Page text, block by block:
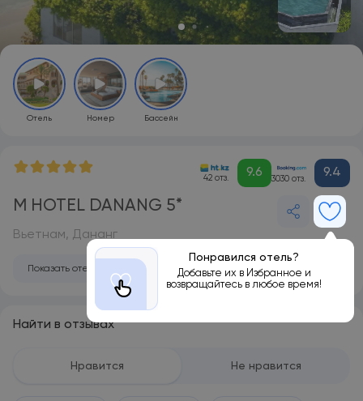
Отель Номер Бассейн
42 отз. 9.6 3030 отз. 9.4
M HOTEL DANANG 5*
Понравился отель?
Добавьте их в Избранное и
возвращайтесь в любое время!
Вьетнам, Дананг
Показать отель на карте
Найти в отзывах
Нравится Не нравится